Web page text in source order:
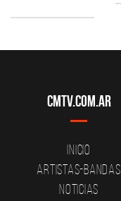
CMTV.com.ar
Inicio
Artistas-Bandas
Noticias